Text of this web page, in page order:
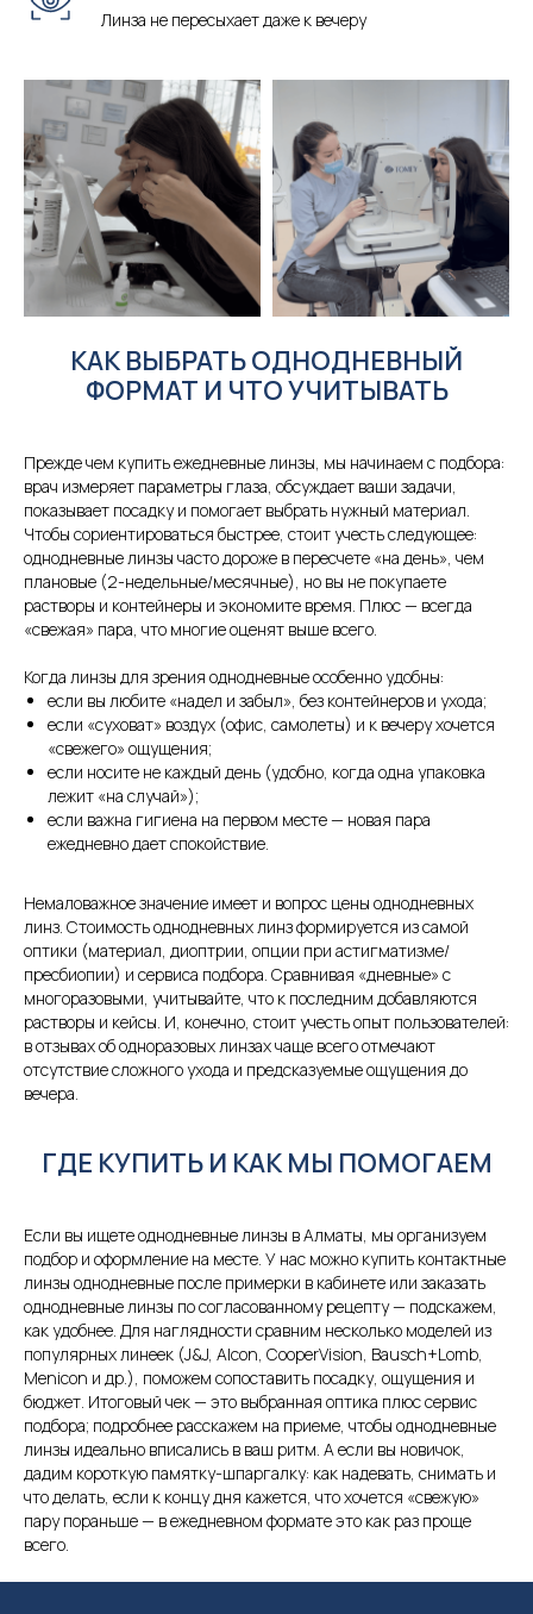
Линза не пересыхает даже к вечеру
КАК ВЫБРАТЬ ОДНОДНЕВНЫЙ
ФОРМАТ И ЧТО УЧИТЫВАТЬ
Прежде чем купить ежедневные линзы, мы начинаем с подбора:
врач измеряет параметры глаза, обсуждает ваши задачи,
показывает посадку и помогает выбрать нужный материал.
Чтобы сориентироваться быстрее, стоит учесть следующее:
однодневные линзы часто дороже в пересчете «на день», чем
плановые (2-недельные/месячные), но вы не покупаете
растворы и контейнеры и экономите время. Плюс — всегда
«свежая» пара, что многие оценят выше всего.
Когда линзы для зрения однодневные особенно удобны:
если вы любите «надел и забыл», без контейнеров и ухода;
если «суховат» воздух (офис, самолеты) и к вечеру хочется
«свежего» ощущения;
если носите не каждый день (удобно, когда одна упаковка
лежит «на случай»);
если важна гигиена на первом месте — новая пара
ежедневно дает спокойствие.
Немаловажное значение имеет и вопрос цены однодневных
линз. Стоимость однодневных линз формируется из самой
оптики (материал, диоптрии, опции при астигматизме/
пресбиопии) и сервиса подбора. Сравнивая «дневные» с
многоразовыми, учитывайте, что к последним добавляются
растворы и кейсы. И, конечно, стоит учесть опыт пользователей:
в отзывах об одноразовых линзах чаще всего отмечают
отсутствие сложного ухода и предсказуемые ощущения до
вечера.
ГДЕ КУПИТЬ И КАК МЫ ПОМОГАЕМ
Если вы ищете однодневные линзы в Алматы, мы организуем
подбор и оформление на месте. У нас можно купить контактные
линзы однодневные после примерки в кабинете или заказать
однодневные линзы по согласованному рецепту — подскажем,
как удобнее. Для наглядности сравним несколько моделей из
популярных линеек (J&J, Alcon, CooperVision, Bausch+Lomb,
Menicon и др.), поможем сопоставить посадку, ощущения и
бюджет. Итоговый чек — это выбранная оптика плюс сервис
подбора; подробнее расскажем на приеме, чтобы однодневные
линзы идеально вписались в ваш ритм. А если вы новичок,
дадим короткую памятку-шпаргалку: как надевать, снимать и
что делать, если к концу дня кажется, что хочется «свежую»
пару пораньше — в ежедневном формате это как раз проще
всего.